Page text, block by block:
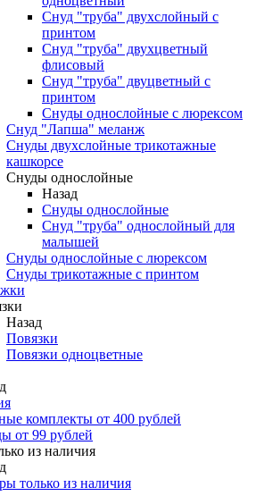
Снуд "труба" двухслойный с
принтом
Снуд "труба" двухцветный
флисовый
Снуд "труба" двуцветный с
принтом
Снуды однослойные с люрексом
Снуд "Лапша" меланж
Снуды двухслойные трикотажные
кашкорсе
Снуды однослойные
Назад
Снуды однослойные
Снуд "труба" однослойный для
малышей
Снуды однослойные с люрексом
Снуды трикотажные с принтом
Назад
Повязки
Повязки одноцветные
комплекты от 400 рублей
от 99 рублей
из наличия
только из наличия